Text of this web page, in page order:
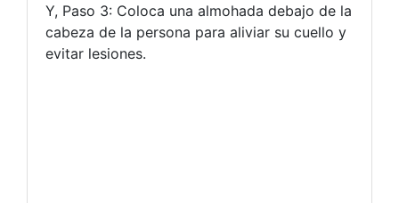
Y, Paso 3: Coloca una almohada debajo de la
cabeza de la persona para aliviar su cuello y
evitar lesiones.